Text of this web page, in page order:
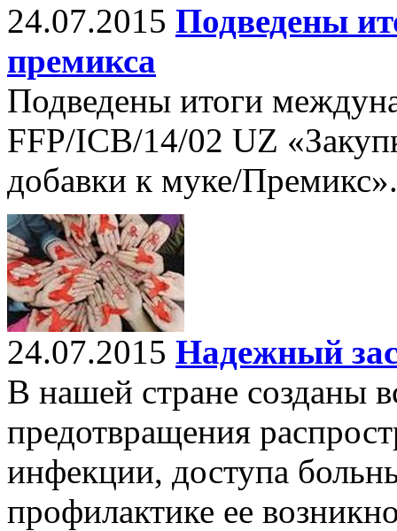
24.07.2015 Подведены
премикса
Подведены итоги
FFP/ICB/14/02 UZ
добавки к муке/Премикс».
24.07.2015 Надежный
В нашей стране созданы
предотвращения
инфекции, доступа
профилактике ее